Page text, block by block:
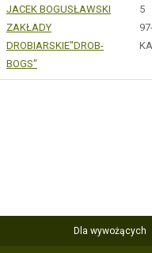
JACEK BOGUSŁAWSKI
ZAKŁADY
DROBIARSKIE"DROB-
BOGS"
5
Dla wywożących